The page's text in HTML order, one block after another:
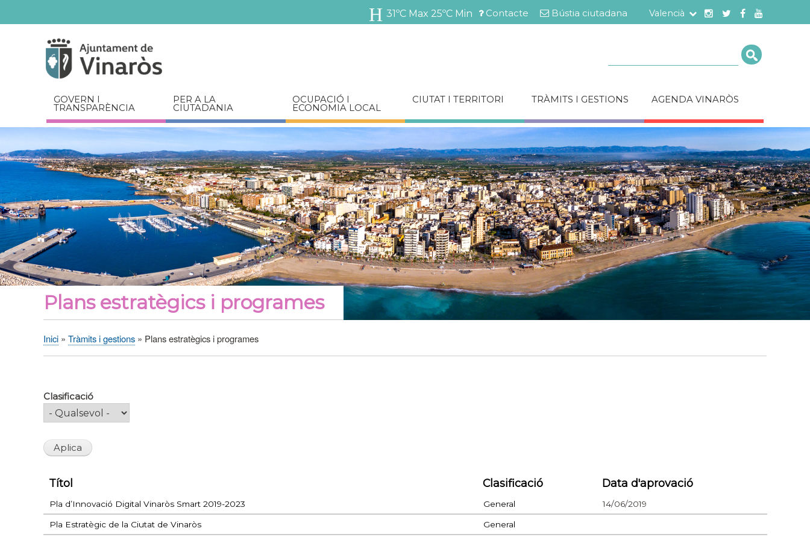
Vés
al
relacionats
Menú
Contacte Bústia ciutadana Valencià
31ºC Max 25ºC Min
GOVERN I
TRANSPARÈNCIA
PER A LA
CIUTADANIA
OCUPACIÓ I
ECONOMIA LOCAL
CIUTAT I TERRITORI TRÀMITS I GESTIONS AGENDA VINARÒS
Plans estratègics i programes
Fil
Inici Tràmits i gestions Plans estratègics i programes
Clasificació
Títol Clasificació Data d'aprovació
Pla d’Innovació Digital Vinaròs Smart 2019-2023 General 14/06/2019
Pla Estratègic de la Ciutat de Vinaròs General